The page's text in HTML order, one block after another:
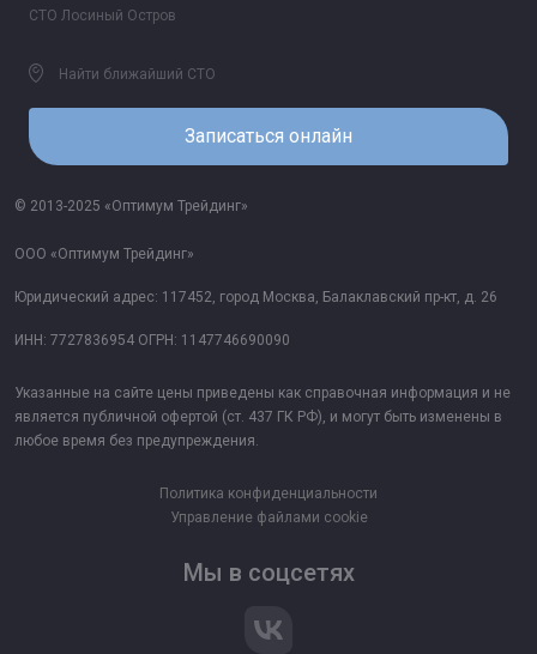
СТО Лосиный Остров
Найти ближайший СТО
Записаться онлайн
© 2013-2025 «Оптимум Трейдинг»
ООО «Оптимум Трейдинг»
Юридический адрес: 117452, город Москва, Балаклавский пр-кт, д. 26
ИНН: 7727836954 ОГРН: 1147746690090
Указанные на сайте цены приведены как справочная информация и не
является публичной офертой (ст. 437 ГК РФ), и могут быть изменены в
любое время без предупреждения.
Политика конфиденциальности
Управление файлами cookie
Мы в соцсетях